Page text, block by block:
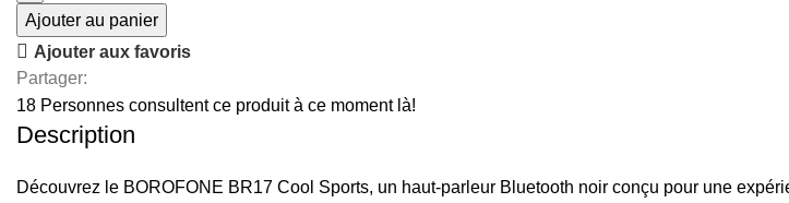
Ajouter au panier
Ajouter aux favoris
Partager:
18 Personnes consultent ce produit à ce moment là!
Description
Découvrez le BOROFONE BR17 Cool Sports, un haut-parleur Bluetooth noir conçu pour une